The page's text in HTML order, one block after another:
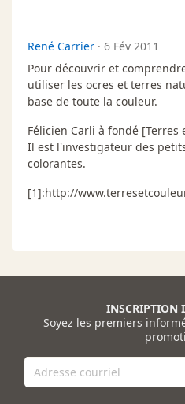
René Carrier · 6 Fév 2011
Pour découvrir et
utiliser les ocres et terres
base de toute la couleur.
Félicien Carli à fondé
Il est l'investigateur des
colorantes.
[1]:http://
INSCRIPTION
Soyez les premiers